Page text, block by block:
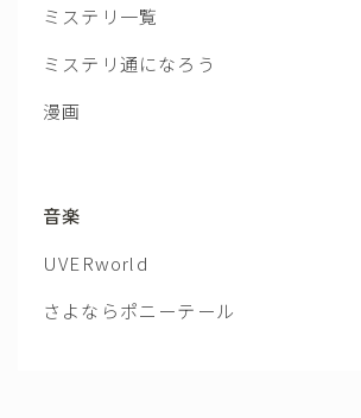
ミステリ一覧
ミステリ通になろう
漫画
音楽
UVERworld
さよならポニーテール